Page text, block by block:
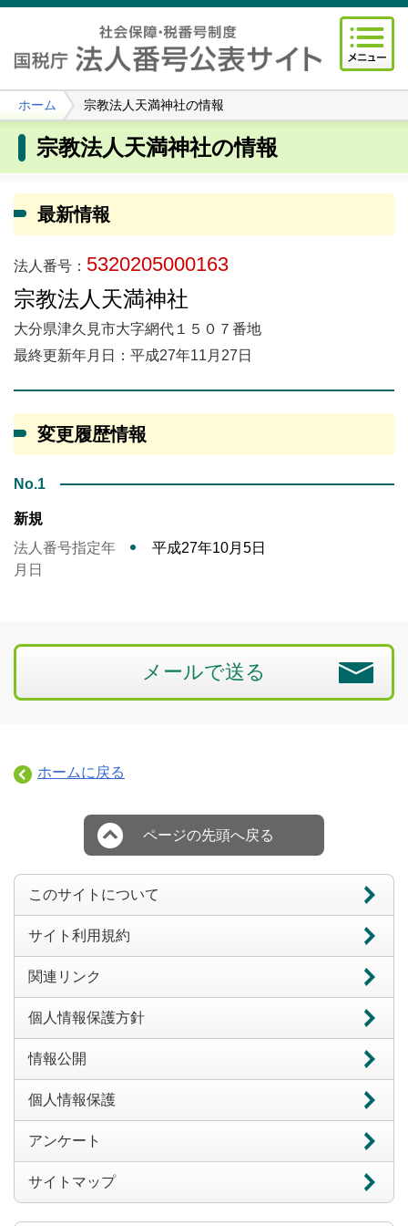
ホーム 宗教法人天満神社の情報
宗教法人天満神社の情報
最新情報
法人番号： 5320205000163
宗教法人天満神社
大分県津久見市大字網代１５０７番地
最終更新年月日：平成27年11月27日
変更履歴情報
No.1
新規
法人番号指定年
月日
平成27年10月5日
メールで送る
ホームに戻る
ページの先頭へ戻る
このサイトについて
サイト利用規約
関連リンク
個人情報保護方針
情報公開
個人情報保護
アンケート
サイトマップ